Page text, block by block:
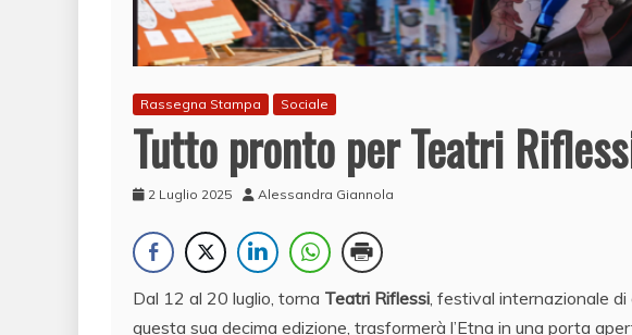
Rassegna Stampa Sociale
Tutto pronto per Teatri
2 Luglio 2025 Alessandra Giannola
Dal 12 al 20 luglio, torna Teatri Riflessi , festival internazionale
questa sua decima edizione, trasformerà l’Etna in una porta